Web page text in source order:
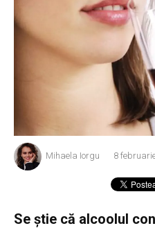
Mihaela Iorgu 8
Se știe că alcoolul